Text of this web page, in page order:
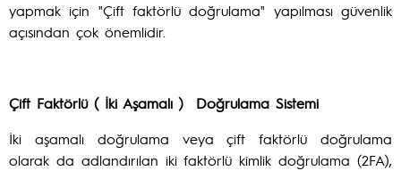
yapmak için "Çift faktörlü doğrulama" yapılması güvenlik
açısından çok önemlidir.
Çift Faktörlü ( İki Aşamalı ) Doğrulama Sistemi
İki aşamalı doğrulama veya çift faktörlü doğrulama
olarak da adlandırılan iki faktörlü kimlik doğrulama (2FA),